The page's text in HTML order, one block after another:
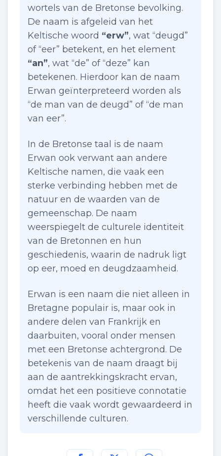
wortels van de Bretonse bevolking.
De naam is afgeleid van het
Keltische woord “erw”, wat “deugd”
of “eer” betekent, en het element
“an”, wat “de” of “deze” kan
betekenen. Hierdoor kan de naam
Erwan geïnterpreteerd worden als
“de man van de deugd” of “de man
van eer”.
In de Bretonse taal is de naam
Erwan ook verwant aan andere
Keltische namen, die vaak een
sterke verbinding hebben met de
natuur en de waarden van de
gemeenschap. De naam
weerspiegelt de culturele identiteit
van de Bretonnen en hun
geschiedenis, waarin de nadruk ligt
op eer, moed en deugdzaamheid.
Erwan is een naam die niet alleen in
Bretagne populair is, maar ook in
andere delen van Frankrijk en
daarbuiten, vooral onder mensen
met een Bretonse achtergrond. De
betekenis van de naam draagt bij
aan de aantrekkingskracht ervan,
omdat het een positieve connotatie
heeft die vaak wordt gewaardeerd in
verschillende culturen.